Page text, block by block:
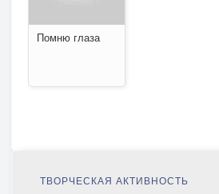
Помню глаза
ТВОРЧЕСКАЯ АКТИВНОСТЬ